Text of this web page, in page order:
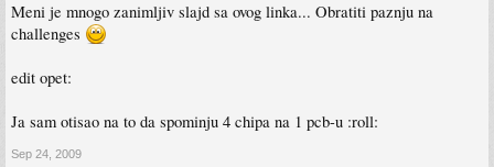
Meni je mnogo zanimljiv slajd sa ovog linka... Obratiti paznju na
challenges
edit opet:
Ja sam otisao na to da spominju 4 chipa na 1 pcb-u :roll:
Sep 24, 2009